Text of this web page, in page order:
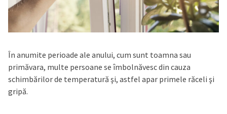
În anumite perioade ale anului, cum sunt toamna sau
primăvara, multe persoane se îmbolnăvesc din cauza
schimbărilor de temperatură şi, astfel apar primele răceli şi
gripă.